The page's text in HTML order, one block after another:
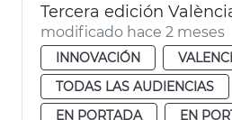
Tercera edición
modificado hace 2 meses
INNOVACIÓN
TODAS LAS AUDIENCIAS
EN PORTADA
EN